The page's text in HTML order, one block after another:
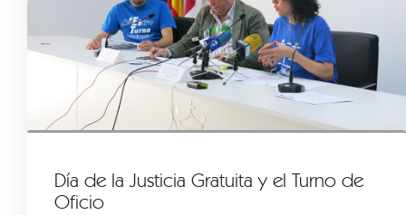
Día de la Justicia Gratuita y el Turno de
Oficio